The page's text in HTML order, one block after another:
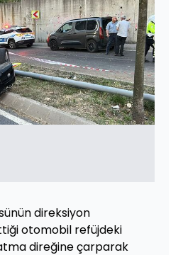
direksiyon
otomobil refüjdeki
direğine çarparak